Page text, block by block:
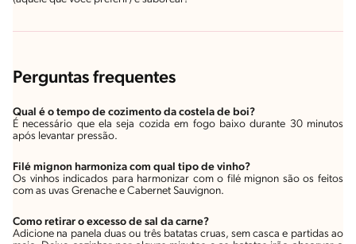
Perguntas frequentes
Qual é o tempo de cozimento da costela de boi?
É necessário que ela seja cozida em fogo baixo durante 30 minutos
após levantar pressão.
Filé mignon harmoniza com qual tipo de vinho?
Os vinhos indicados para harmonizar com o filé mignon são os feitos
com as uvas Grenache e Cabernet Sauvignon.
Como retirar o excesso de sal da carne?
Adicione na panela duas ou três batatas cruas, sem casca e partidas ao